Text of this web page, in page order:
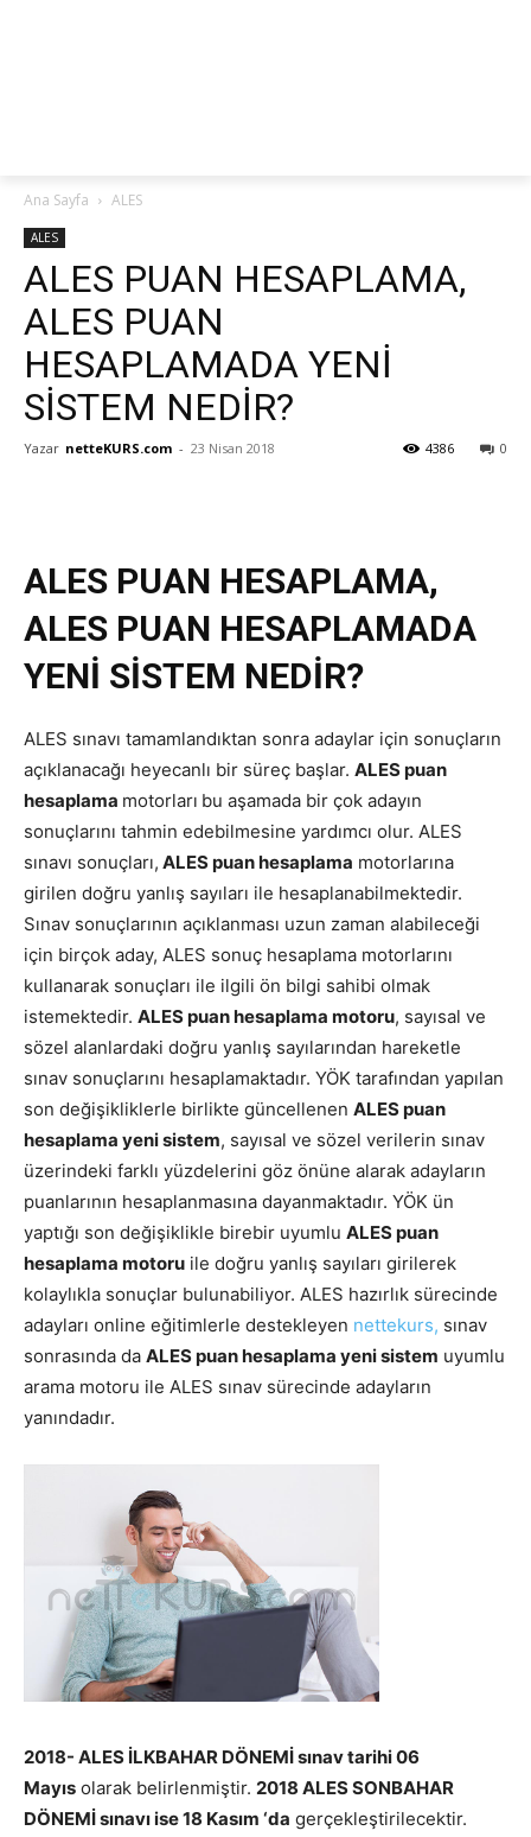
Ana Sayfa ALES
ALES
ALES PUAN HESAPLAMA,
ALES PUAN
HESAPLAMADA YENİ
SİSTEM NEDİR?
Yazar netteKURS.com - 23 Nisan 2018 0
4386
ALES PUAN HESAPLAMA,
ALES PUAN HESAPLAMADA
YENİ SİSTEM NEDİR?
ALES sınavı tamamlandıktan sonra adaylar için sonuçların
açıklanacağı heyecanlı bir süreç başlar. ALES puan
hesaplama motorları bu aşamada bir çok adayın
sonuçlarını tahmin edebilmesine yardımcı olur. ALES
sınavı sonuçları, ALES puan hesaplama motorlarına
girilen doğru yanlış sayıları ile hesaplanabilmektedir.
Sınav sonuçlarının açıklanması uzun zaman alabileceği
için birçok aday, ALES sonuç hesaplama motorlarını
kullanarak sonuçları ile ilgili ön bilgi sahibi olmak
istemektedir. ALES puan hesaplama motoru, sayısal ve
sözel alanlardaki doğru yanlış sayılarından hareketle
sınav sonuçlarını hesaplamaktadır. YÖK tarafından yapılan
son değişikliklerle birlikte güncellenen ALES puan
hesaplama yeni sistem, sayısal ve sözel verilerin sınav
üzerindeki farklı yüzdelerini göz önüne alarak adayların
puanlarının hesaplanmasına dayanmaktadır. YÖK ün
yaptığı son değişiklikle birebir uyumlu ALES puan
hesaplama motoru ile doğru yanlış sayıları girilerek
kolaylıkla sonuçlar bulunabiliyor. ALES hazırlık sürecinde
adayları online eğitimlerle destekleyen nettekurs, sınav
sonrasında da ALES puan hesaplama yeni sistem uyumlu
arama motoru ile ALES sınav sürecinde adayların
yanındadır.
2018- ALES İLKBAHAR DÖNEMİ sınav tarihi 06
Mayıs olarak belirlenmiştir. 2018 ALES SONBAHAR
DÖNEMİ sınavı ise 18 Kasım ‘da gerçekleştirilecektir.